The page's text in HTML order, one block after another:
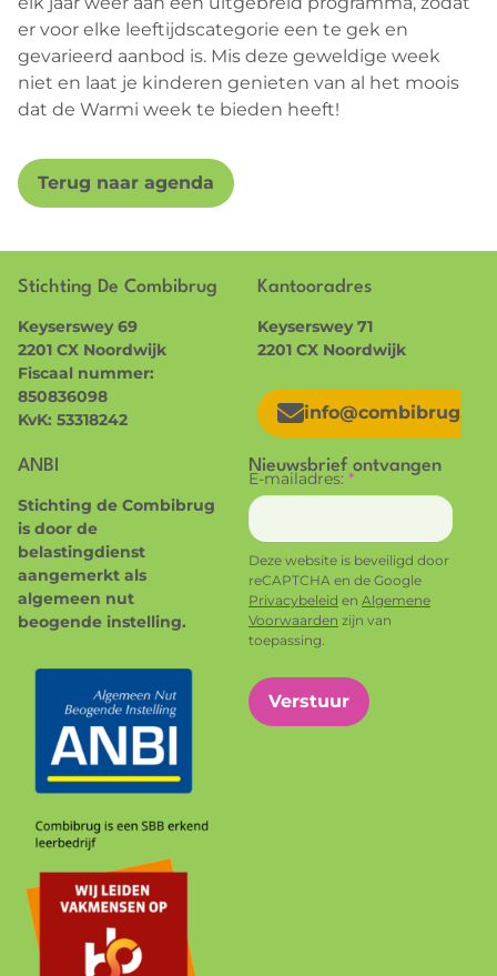
er voor elke leeftijdscategorie een te gek en
gevarieerd aanbod is. Mis deze geweldige week
niet en laat je kinderen genieten van al het moois
dat de Warmi week te bieden heeft!
Terug naar agenda
Stichting De Combibrug
Keyserswey 69
2201 CX Noordwijk
Fiscaal nummer:
850836098
KvK: 53318242
Kantooradres
Keyserswey 71
2201 CX Noordwijk
info@combibrug.nl
ANBI
Stichting de Combibrug
is door de
belastingdienst
aangemerkt als
algemeen nut
beogende instelling.
Nieuwsbrief ontvangen
E-mailadres: *
Deze website is beveiligd door
reCAPTCHA en de Google
Privacybeleid en Algemene
Voorwaarden zijn van
toepassing.
Verstuur